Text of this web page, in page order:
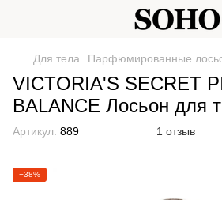
Для тела Парфюмированные
VICTORIA'S SECRET
BALANCE Лосьон для
Артикул: 889 1 отзыв
−38%